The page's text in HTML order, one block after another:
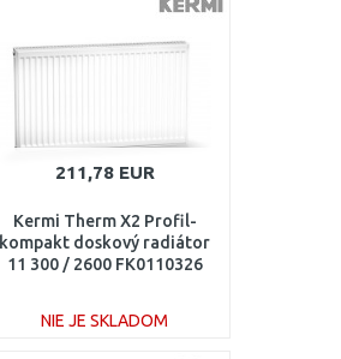
Porovnať
211,78 EUR
Kermi Therm X2 Profil-
kompakt doskový radiátor
11 300 / 2600 FK0110326
NIE JE SKLADOM